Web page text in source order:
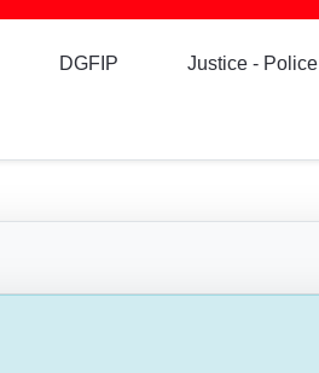
DGFIP Justice - Police